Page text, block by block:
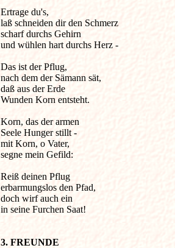
Ertrage du's,
laß schneiden dir den Schmerz
scharf durchs Gehirn
und wühlen hart durchs Herz -
Das ist der Pflug,
nach dem der Sämann sät,
daß aus der Erde
Wunden Korn entsteht.
Korn, das der armen
Seele Hunger stillt -
mit Korn, o Vater,
segne mein Gefild:
Reiß deinen Pflug
erbarmungslos den Pfad,
doch wirf auch ein
in seine Furchen Saat!
3. FREUNDE